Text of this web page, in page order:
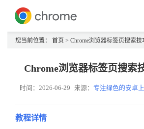
您当前位置： 首页 > Chrome浏览器标签页搜索技
Chrome浏览器标签页搜索
时间：2026-06-29 来源：专注绿色的安卓
教程详情